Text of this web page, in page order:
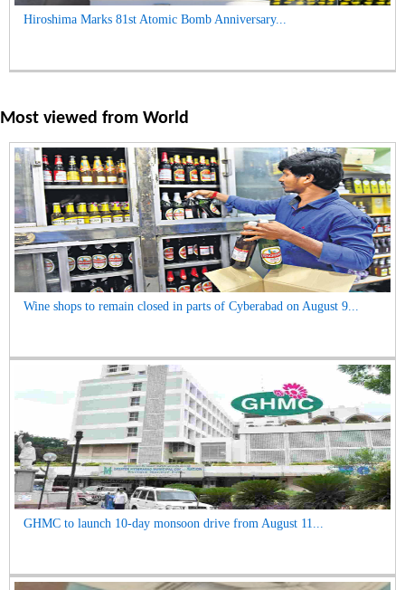
Hiroshima Marks 81st Atomic Bomb Anniversary...
Most viewed from World
Wine shops to remain closed in parts of Cyberabad on August 9...
GHMC to launch 10-day monsoon drive from August 11...